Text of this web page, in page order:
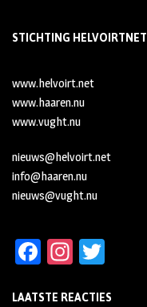
STICHTING HELVOIRTNET
www.helvoirt.net
www.haaren.nu
www.vught.nu
nieuws@helvoirt.net
info@haaren.nu
nieuws@vught.nu
Fa In
LAATSTE REACTIES